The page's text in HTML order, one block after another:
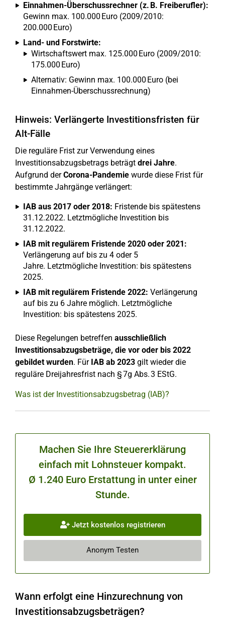
Einnahmen-Überschussrechner (z. B. Freiberufler):
Gewinn max. 100.000 Euro (2009/2010:
200.000 Euro)
Land- und Forstwirte:
Wirtschaftswert max. 125.000 Euro (2009/2010:
175.000 Euro)
Alternativ: Gewinn max. 100.000 Euro (bei
Einnahmen-Überschussrechnung)
Hinweis: Verlängerte Investitionsfristen für
Alt-Fälle
Die reguläre Frist zur Verwendung eines
Investitionsabzugsbetrags beträgt drei Jahre.
Aufgrund derCorona-Pandemie wurde diese Frist für
bestimmte Jahrgänge verlängert:
IAB aus 2017 oder 2018: Fristende bis spätestens
31.12.2022. Letztmögliche Investition bis
31.12.2022.
IAB mit regulärem Fristende 2020 oder 2021:
Verlängerung auf bis zu 4 oder 5
Jahre. Letztmögliche Investition: bis spätestens
2025.
IAB mit regulärem Fristende 2022: Verlängerung
auf bis zu 6 Jahre möglich. Letztmögliche
Investition: bis spätestens 2025.
Diese Regelungen betreffen ausschließlich
Investitionsabzugsbeträge, die vor oder bis 2022
gebildet wurden. Für IAB ab 2023 gilt wieder die
reguläre Dreijahresfrist nach § 7g Abs. 3 EStG.
Was ist der Investitionsabzugsbetrag (IAB)?
Machen Sie Ihre Steuererklärung
einfach mit Lohnsteuer kompakt.
Ø 1.240 Euro Erstattung in unter einer
Stunde.
Jetzt kostenlos registrieren
Anonym Testen
Wann erfolgt eine Hinzurechnung von
Investitionsabzugsbeträgen?